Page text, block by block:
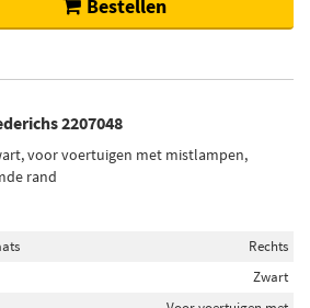
Bestellen
2207048
voor voertuigen met mistlampen,
rand
Rechts
Zwart